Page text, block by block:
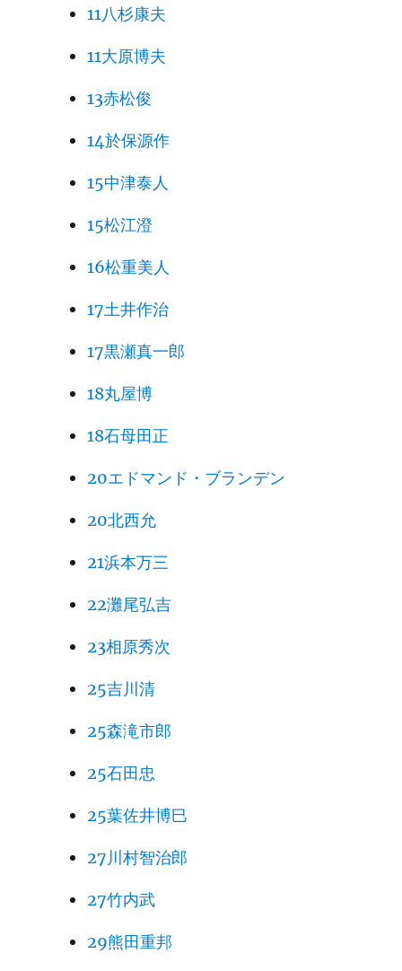
11八杉康夫
11大原博夫
13赤松俊
14於保源作
15中津泰人
15松江澄
16松重美人
17土井作治
17黒瀬真一郎
18丸屋博
18石母田正
20エドマンド・ブランデン
20北西允
21浜本万三
22灘尾弘吉
23相原秀次
25吉川清
25森滝市郎
25石田忠
25葉佐井博巳
27川村智治郎
27竹内武
29熊田重邦